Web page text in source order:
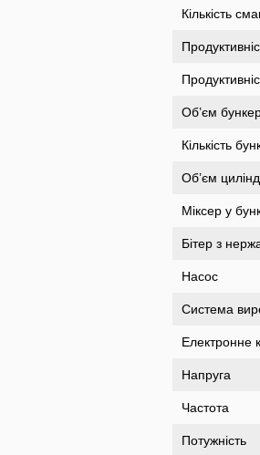
Кількість
Об’єм
Кількість
Об’єм
Міксер у
Бітер з
Насос
Система
Електронне
Напруга
Частота
Потужність